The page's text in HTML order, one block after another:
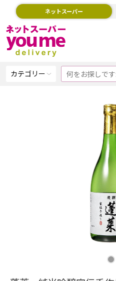
ネットスーパー
カテゴリー